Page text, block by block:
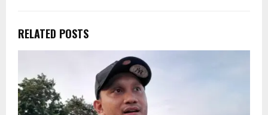
RELATED POSTS